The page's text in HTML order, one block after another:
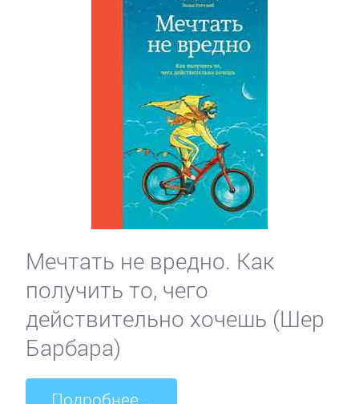
Мечтать не вредно. Как
получить то, чего
действительно хочешь (Шер
Барбара)
Подробнее...